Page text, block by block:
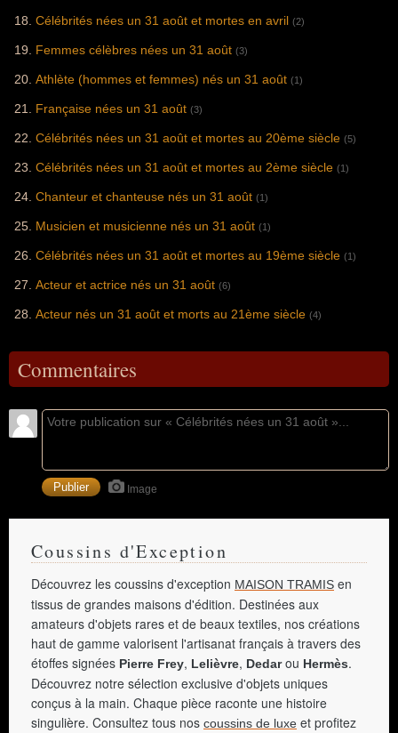
Célébrités nées un 31 août et mortes en avril (2)
Femmes célèbres nées un 31 août (3)
Athlète (hommes et femmes) nés un 31 août (1)
Française nées un 31 août (3)
Célébrités nées un 31 août et mortes au 20ème siècle (5)
Célébrités nées un 31 août et mortes au 2ème siècle (1)
Chanteur et chanteuse nés un 31 août (1)
Musicien et musicienne nés un 31 août (1)
Célébrités nées un 31 août et mortes au 19ème siècle (1)
Acteur et actrice nés un 31 août (6)
Acteur nés un 31 août et morts au 21ème siècle (4)
Commentaires
Image
Coussins d'Exception
Découvrez les coussins d'exception MAISON TRAMIS en
tissus de grandes maisons d'édition. Destinées aux
amateurs d'objets rares et de beaux textiles, nos créations
haut de gamme valorisent l'artisanat français à travers des
étoffes signées Pierre Frey, Lelièvre, Dedarou Hermès.
Découvrez notre sélection exclusive d'objets uniques
conçus à la main. Chaque pièce raconte une histoire
singulière. Consultez tous nos coussins de luxe et profitez